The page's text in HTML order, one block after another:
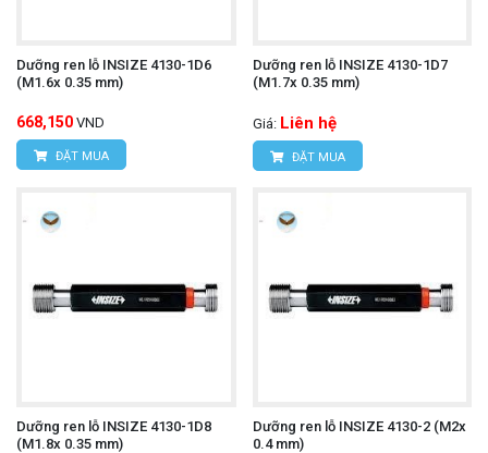
Dưỡng ren lỗ INSIZE 4130-1D6
(M1.6x 0.35 mm)
668,150 VND
ĐẶT MUA
Dưỡng ren lỗ INSIZE 4130-1D7
(M1.7x 0.35 mm)
Giá: Liên hệ
ĐẶT MUA
Dưỡng ren lỗ INSIZE 4130-1D8
(M1.8x 0.35 mm)
Dưỡng ren lỗ INSIZE 4130-2 (M2x
0.4 mm)